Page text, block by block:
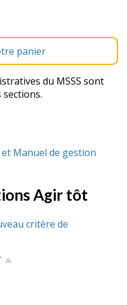
panier
du MSSS sont
Manuel de gestion
Agir tôt
critère de